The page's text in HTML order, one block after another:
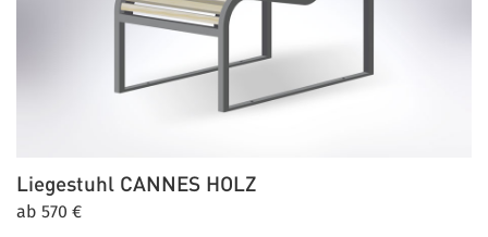
Liegestuhl CANNES HOLZ
ab 570 €